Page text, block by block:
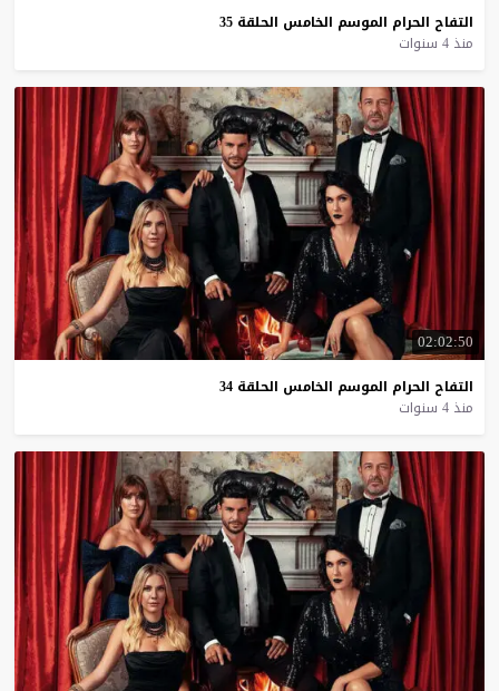
التفاح الحرام الموسم الخامس الحلقة 35
منذ 4 سنوات
02:02:50
التفاح الحرام الموسم الخامس الحلقة 34
منذ 4 سنوات